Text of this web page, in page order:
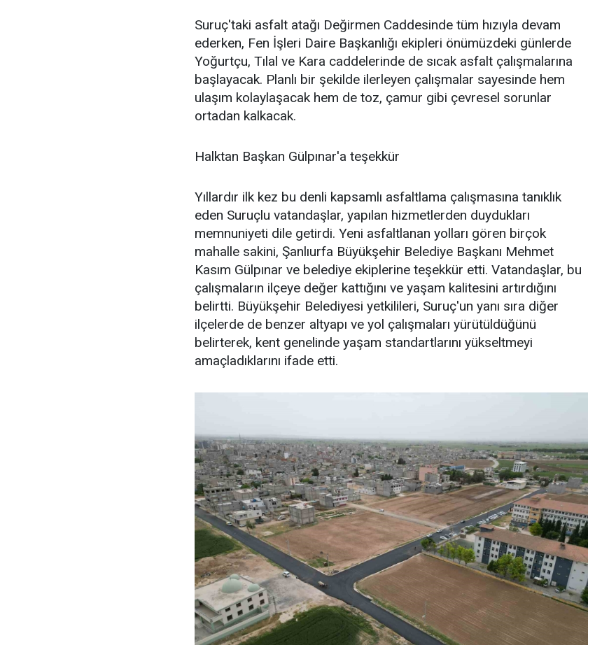
Suruç'taki asfalt atağı Değirmen Caddesinde tüm hızıyla devam
ederken, Fen İşleri Daire Başkanlığı ekipleri önümüzdeki günlerde
Yoğurtçu, Tılal ve Kara caddelerinde de sıcak asfalt çalışmalarına
başlayacak. Planlı bir şekilde ilerleyen çalışmalar sayesinde hem
ulaşım kolaylaşacak hem de toz, çamur gibi çevresel sorunlar
ortadan kalkacak.
Halktan Başkan Gülpınar'a teşekkür
Yıllardır ilk kez bu denli kapsamlı asfaltlama çalışmasına tanıklık
eden Suruçlu vatandaşlar, yapılan hizmetlerden duydukları
memnuniyeti dile getirdi. Yeni asfaltlanan yolları gören birçok
mahalle sakini, Şanlıurfa Büyükşehir Belediye Başkanı Mehmet
Kasım Gülpınar ve belediye ekiplerine teşekkür etti. Vatandaşlar, bu
çalışmaların ilçeye değer kattığını ve yaşam kalitesini artırdığını
belirtti. Büyükşehir Belediyesi yetkilileri, Suruç'un yanı sıra diğer
ilçelerde de benzer altyapı ve yol çalışmaları yürütüldüğünü
belirterek, kent genelinde yaşam standartlarını yükseltmeyi
amaçladıklarını ifade etti.